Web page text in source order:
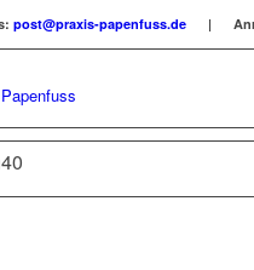
post@praxis-papenfuss.de |